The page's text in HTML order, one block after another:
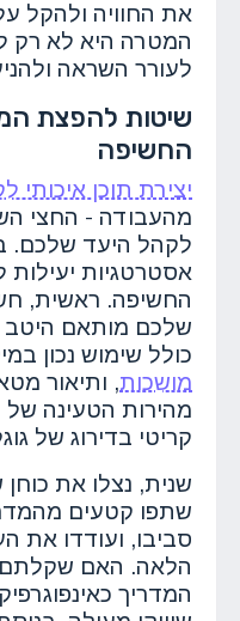
את החוויה ולהקל
המטרה היא לא רק
לעורר השראה
שיטות להפצת
החשיפה
יצירת תוכן איכותי
מהעבודה - החצי
לקהל היעד שלכם.
אסטרטגיות
החשיפה. ראשית,
כולל שימוש נכון
מושכות, ותיאור
מהירות הטעינה של
קריטי בדירוג של
שנית, נצלו את
שתפו קטעים
סביבו, ועודדו את
הלאה. האם שקלתם
המדריך